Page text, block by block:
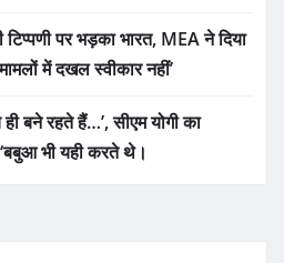
पर भड़का भारत, MEA ने दिया
में दखल स्वीकार नहीं’
बने रहते हैं…’, सीएम योगी का
भी यही करते थे।